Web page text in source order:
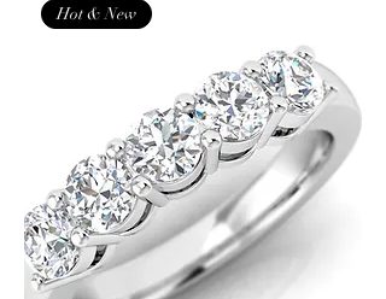
Hot & New